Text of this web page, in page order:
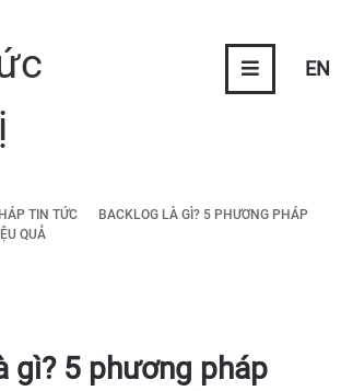
EN
TIN TỨC
BACKLOG LÀ GÌ? 5 PHƯƠNG PHÁP
QUẢ
gì? 5 phương pháp